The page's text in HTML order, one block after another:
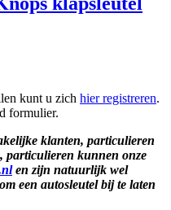
kunt u zich hier registreren.
formulier.
klanten, particulieren
particulieren kunnen onze
en zijn natuurlijk wel
een autosleutel bij te laten